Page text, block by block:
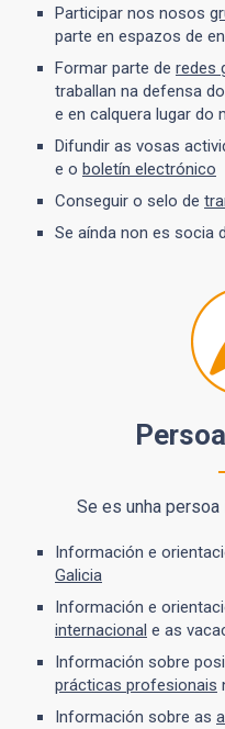
Participar nos nosos
parte en espazos de
Formar parte de redes
traballan na defensa
e en calquera lugar do
Difundir as vosas
e o boletín electrónico
Conseguir o selo de
Se aínda non es socia
Se es unha
Información e
Galicia
Información e
internacional e as
Información sobre
prácticas profesionais
Información sobre as